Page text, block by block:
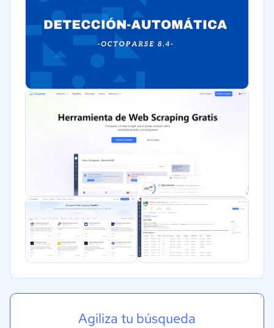
Comercio Electrónico
Tecnología
Turismo
Moda y textiles
Agiliza tu búsqueda